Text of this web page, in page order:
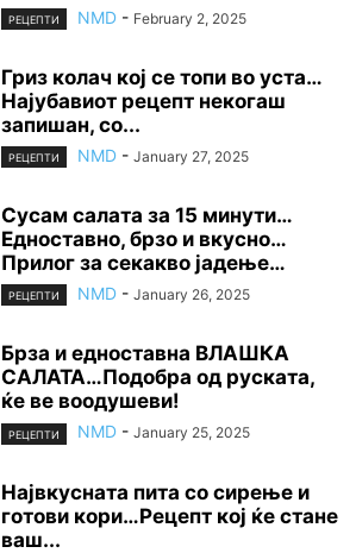
РЕЦЕПТИ NMD - February 2, 2025
Гриз колач кој се топи во уста…
Најубавиот рецепт некогаш
запишан, со...
РЕЦЕПТИ NMD - January 27, 2025
Сусам салата за 15 минути…
Едноставно, брзо и вкусно…
Прилог за секакво јадење…
РЕЦЕПТИ NMD - January 26, 2025
Брза и едноставна ВЛАШКА
САЛАТА…Подобра од руската,
ќе ве воодушеви!
РЕЦЕПТИ NMD - January 25, 2025
Највкусната пита со сирење и
готови кори…Рецепт кој ќе стане
ваш...